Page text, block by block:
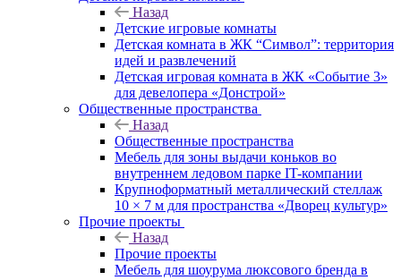
Назад
Детские игровые комнаты
Детская комната в ЖК “Символ”: территория
идей и развлечений
Детская игровая комната в ЖК «Событие 3»
для девелопера «Донстрой»
Общественные пространства
Назад
Общественные пространства
Мебель для зоны выдачи коньков во
внутреннем ледовом парке IT-компании
Крупноформатный металлический стеллаж
10 × 7 м для пространства «Дворец культур»
Прочие проекты
Назад
Прочие проекты
Мебель для шоурума люксового бренда в